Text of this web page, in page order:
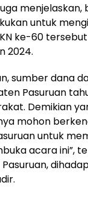
untuk
ke-60
2024.
sumber dana
Pasuruan
Demikian
mohon
untuk
acara ini”,